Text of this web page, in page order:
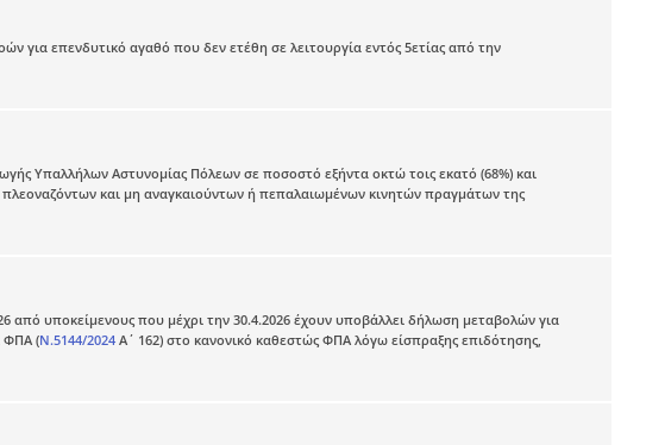
για επενδυτικό αγαθό που δεν ετέθη σε λειτουργία εντός 5ετίας από την
Υπαλλήλων Αστυνομίας Πόλεων σε ποσοστό εξήντα οκτώ τοις εκατό (68%) και
και μη αναγκαιούντων ή πεπαλαιωμένων κινητών πραγμάτων της
υποκείμενους που μέχρι την 30.4.2026 έχουν υποβάλλει δήλωση μεταβολών για
ΦΠΑ (Ν.5144/2024 Α΄ 162) στο κανονικό καθεστώς ΦΠΑ λόγω είσπραξης επιδότησης,